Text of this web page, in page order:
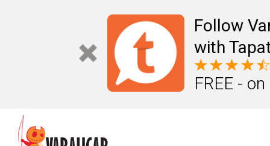
Follow
with
FREE -